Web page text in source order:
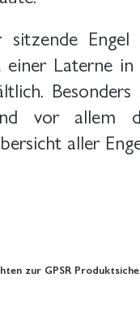
Engel
einer Laterne
vor allem
aller
zur GPSR